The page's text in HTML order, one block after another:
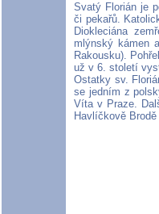
Svatý Florián je
či pekařů.
Diokleciána
mlýnský kámen
Rakousku).
už v 6. století
Ostatky sv.
se jedním z
Víta v Praze.
Havlíčkově Brodě